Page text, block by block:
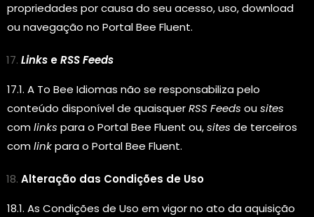
propriedades por causa do seu acesso, uso, download
ou navegação no Portal Bee Fluent.
Links eRSS Feeds
17.1. A To Bee Idiomas não se responsabiliza pelo
conteúdo disponível de quaisquerRSS Feeds ousites
comlinks para o Portal Bee Fluent ou,sites de terceiros
comlinkpara o Portal Bee Fluent.
Alteração das Condições de Uso
18.1. As Condições de Uso em vigor no ato da aquisição